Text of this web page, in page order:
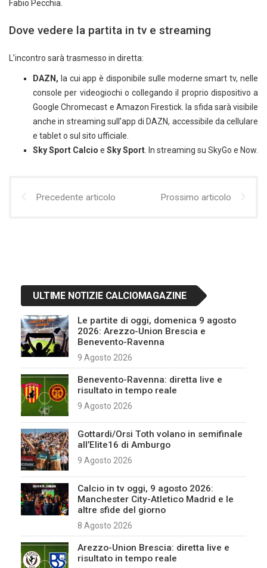
Fabio Pecchia.
Dove vedere la partita in tv e streaming
L’incontro sarà trasmesso in diretta:
DAZN, la cui app è disponibile sulle moderne smart tv, nelle
console per videogiochi o collegando il proprio dispositivo a
Google Chromecast e Amazon Firestick. la sfida sarà visibile
anche in streaming sull’app di DAZN, accessibile da cellulare
e tablet o sul sito ufficiale.
Sky Sport Calcio e Sky Sport. In streaming su SkyGo e Now.
Precedente articolo Prossimo articolo
ULTIME NOTIZIE CALCIOMAGAZINE
Le partite di oggi, domenica 9 agosto
2026: Arezzo-Union Brescia e
Benevento-Ravenna
9 Agosto 2026
Benevento-Ravenna: diretta live e
risultato in tempo reale
9 Agosto 2026
Gottardi/Orsi Toth volano in semifinale
all’Elite16 di Amburgo
9 Agosto 2026
Calcio in tv oggi, 9 agosto 2026:
Manchester City-Atletico Madrid e le
altre sfide del giorno
8 Agosto 2026
Arezzo-Union Brescia: diretta live e
risultato in tempo reale